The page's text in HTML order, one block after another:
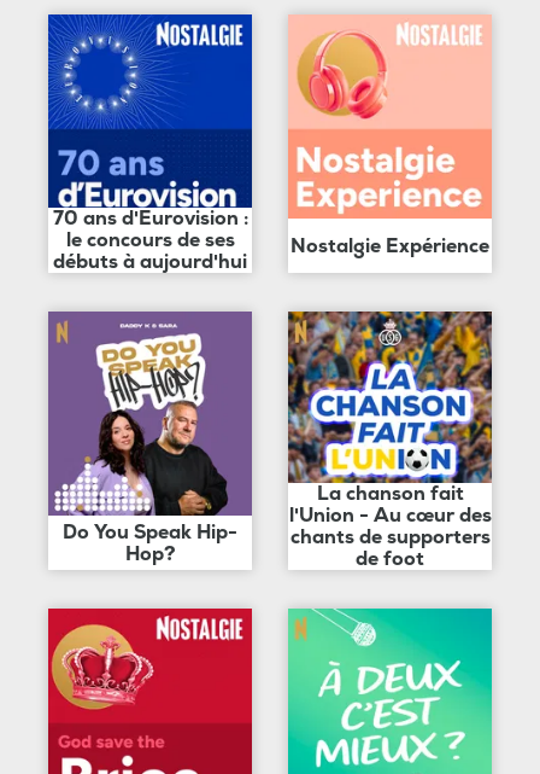
70 ans d'Eurovision :
le concours de ses
débuts à aujourd'hui
Nostalgie Expérience
Do You Speak Hip-
Hop?
La chanson fait
l'Union - Au cœur des
chants de supporters
de foot